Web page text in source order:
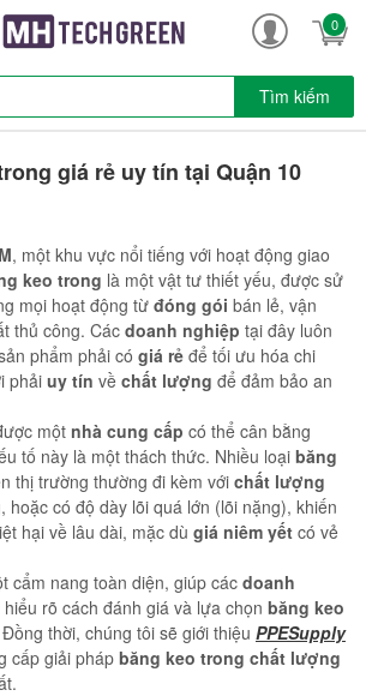
0
Tìm kiếm
giá rẻ uy tín tại Quận 10
, một khu vực nổi tiếng với hoạt động giao
keo trong là một vật tư thiết yếu, được sử
mọi hoạt động từ đóng gói bán lẻ, vận
thủ công. Các doanh nghiệp tại đây luôn
phẩm phải có giá rẻ để tối ưu hóa chi
phải uy tín về chất lượng để đảm bảo an
một nhà cung cấp có thể cân bằng
tố này là một thách thức. Nhiều loại băng
thị trường thường đi kèm với chất lượng
hoặc có độ dày lõi quá lớn (lõi nặng), khiến
hại về lâu dài, mặc dù giá niêm yết có vẻ
cẩm nang toàn diện, giúp các doanh
hiểu rõ cách đánh giá và lựa chọn băng keo
thời, chúng tôi sẽ giới thiệu PPESupply
cấp giải pháp băng keo trong chất lượng